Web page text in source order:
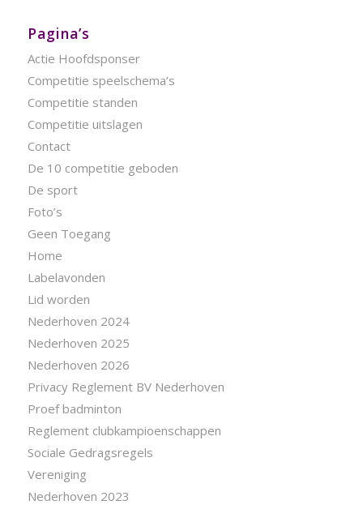
Pagina’s
Actie Hoofdsponser
Competitie speelschema’s
Competitie standen
Competitie uitslagen
Contact
De 10 competitie geboden
De sport
Foto’s
Geen Toegang
Home
Labelavonden
Lid worden
Nederhoven 2024
Nederhoven 2025
Nederhoven 2026
Privacy Reglement BV Nederhoven
Proef badminton
Reglement clubkampioenschappen
Sociale Gedragsregels
Vereniging
Nederhoven 2023